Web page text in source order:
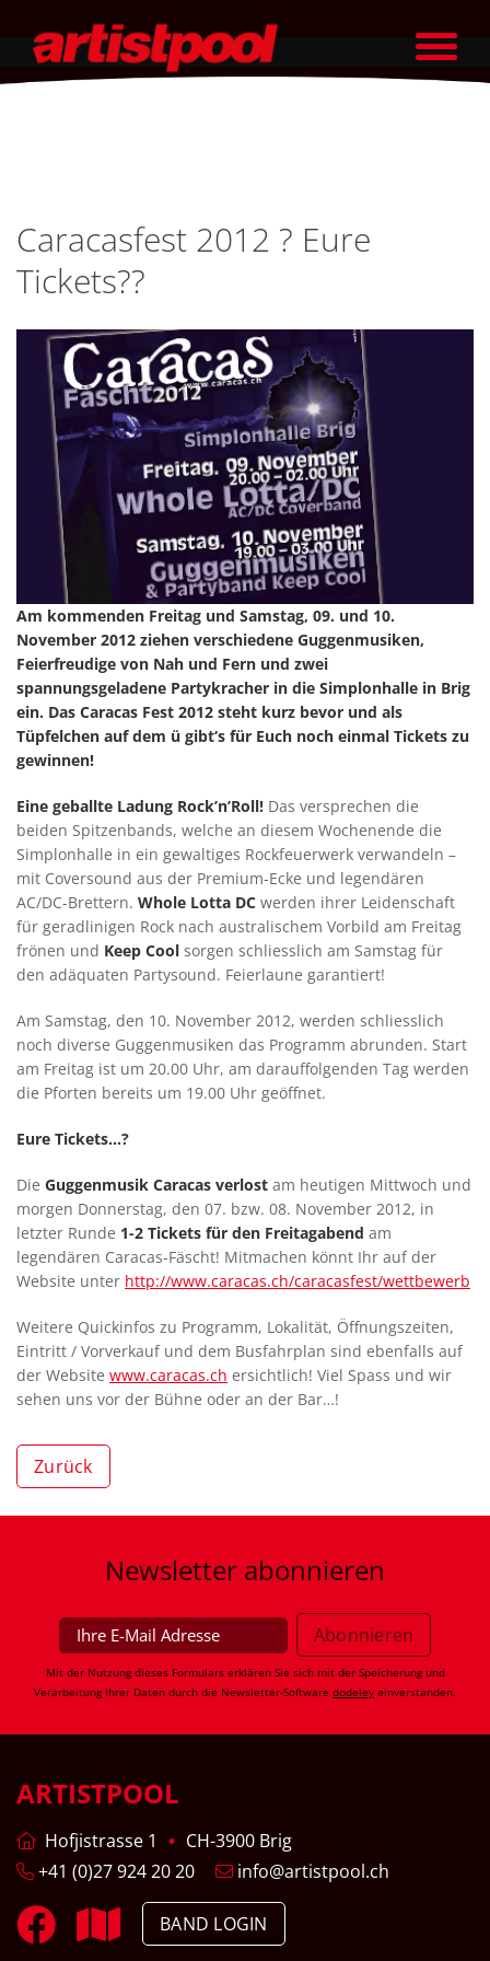
Caracasfest 2012 ? Eure
Tickets??
Am kommenden Freitag und Samstag, 09. und 10.
November 2012 ziehen verschiedene Guggenmusiken,
Feierfreudige von Nah und Fern und zwei
spannungsgeladene Partykracher in die Simplonhalle in Brig
ein. Das Caracas Fest 2012 steht kurz bevor und als
Tüpfelchen auf dem ü gibt‘s für Euch noch einmal Tickets zu
gewinnen!
Eine geballte Ladung Rock’n’Roll! Das versprechen die
beiden Spitzenbands, welche an diesem Wochenende die
Simplonhalle in ein gewaltiges Rockfeuerwerk verwandeln –
mit Coversound aus der Premium-Ecke und legendären
AC/DC-Brettern. Whole Lotta DC werden ihrer Leidenschaft
für geradlinigen Rock nach australischem Vorbild am Freitag
frönen und Keep Cool sorgen schliesslich am Samstag für
den adäquaten Partysound. Feierlaune garantiert!
Am Samstag, den 10. November 2012, werden schliesslich
noch diverse Guggenmusiken das Programm abrunden. Start
am Freitag ist um 20.00 Uhr, am darauffolgenden Tag werden
die Pforten bereits um 19.00 Uhr geöffnet.
Eure Tickets…?
Die Guggenmusik Caracas verlost am heutigen Mittwoch und
morgen Donnerstag, den 07. bzw. 08. November 2012, in
letzter Runde 1-2 Tickets für den Freitagabend am
legendären Caracas-Fäscht! Mitmachen könnt Ihr auf der
Website unter http://www.caracas.ch/caracasfest/wettbewerb
Weitere Quickinfos zu Programm, Lokalität, Öffnungszeiten,
Eintritt / Vorverkauf und dem Busfahrplan sind ebenfalls auf
der Website www.caracas.ch ersichtlich! Viel Spass und wir
sehen uns vor der Bühne oder an der Bar…!
Zurück
Newsletter abonnieren
Mit der Nutzung dieses Formulars erklären Sie sich mit der Speicherung und
Verarbeitung Ihrer Daten durch die Newsletter-Software dodeley einverstanden.
ARTISTPOOL
Hofjistrasse 1
CH-3900 Brig
+41 (0)27 924 20 20
info@artistpool.ch
BAND LOGIN